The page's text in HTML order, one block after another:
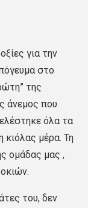
για την
στο
της
άνεμος που
όλα τα
κιόλας μέρα. Τη
ομάδας μας ,
του, δεν